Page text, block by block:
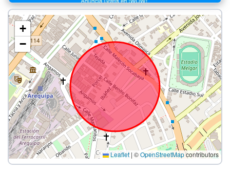
+
−
Leaflet | ©OpenStreetMapcontributors